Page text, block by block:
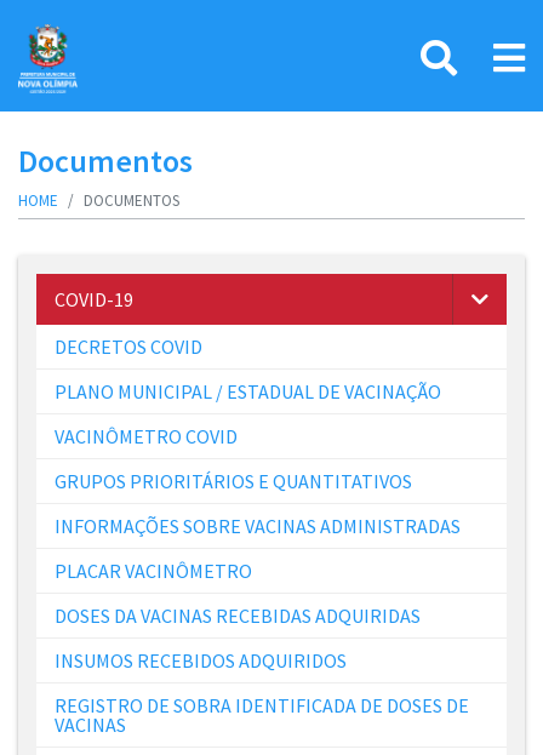
Documentos
HOME DOCUMENTOS
COVID-19
DECRETOS COVID
PLANO MUNICIPAL / ESTADUAL DE VACINAÇÃO
VACINÔMETRO COVID
GRUPOS PRIORITÁRIOS E QUANTITATIVOS
INFORMAÇÕES SOBRE VACINAS ADMINISTRADAS
PLACAR VACINÔMETRO
DOSES DA VACINAS RECEBIDAS ADQUIRIDAS
INSUMOS RECEBIDOS ADQUIRIDOS
REGISTRO DE SOBRA IDENTIFICADA DE DOSES DE
VACINAS